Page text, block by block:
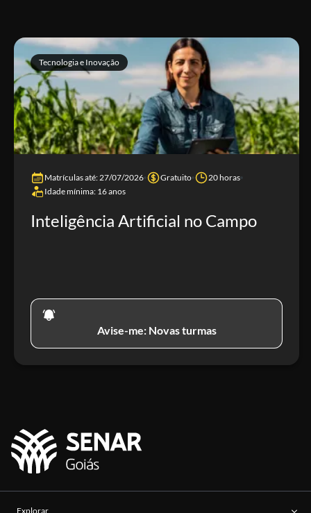
Tecnologia e Inovação
Matrículas até: 27/07/2026 Gratuito
20 horas
Idade mínima: 16 anos
Inteligência Artificial no Campo
Avise-me: Novas turmas
Explorar